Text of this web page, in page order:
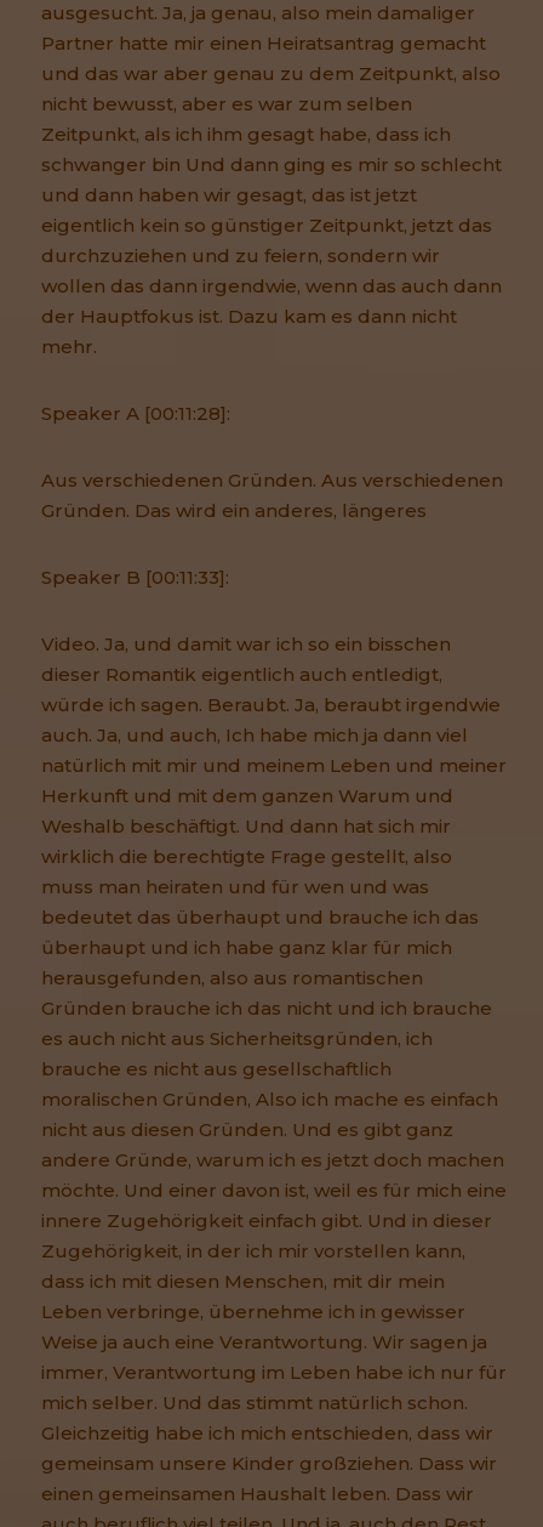
ausgesucht. Ja, ja genau, also mein damaliger
Partner hatte mir einen Heiratsantrag gemacht
und das war aber genau zu dem Zeitpunkt, also
nicht bewusst, aber es war zum selben
Zeitpunkt, als ich ihm gesagt habe, dass ich
schwanger bin Und dann ging es mir so schlecht
und dann haben wir gesagt, das ist jetzt
eigentlich kein so günstiger Zeitpunkt, jetzt das
durchzuziehen und zu feiern, sondern wir
wollen das dann irgendwie, wenn das auch dann
der Hauptfokus ist. Dazu kam es dann nicht
mehr.
Speaker A [00:11:28]:
Aus verschiedenen Gründen. Aus verschiedenen
Gründen. Das wird ein anderes, längeres
Speaker B [00:11:33]:
Video. Ja, und damit war ich so ein bisschen
dieser Romantik eigentlich auch entledigt,
würde ich sagen. Beraubt. Ja, beraubt irgendwie
auch. Ja, und auch, Ich habe mich ja dann viel
natürlich mit mir und meinem Leben und meiner
Herkunft und mit dem ganzen Warum und
Weshalb beschäftigt. Und dann hat sich mir
wirklich die berechtigte Frage gestellt, also
muss man heiraten und für wen und was
bedeutet das überhaupt und brauche ich das
überhaupt und ich habe ganz klar für mich
herausgefunden, also aus romantischen
Gründen brauche ich das nicht und ich brauche
es auch nicht aus Sicherheitsgründen, ich
brauche es nicht aus gesellschaftlich
moralischen Gründen, Also ich mache es einfach
nicht aus diesen Gründen. Und es gibt ganz
andere Gründe, warum ich es jetzt doch machen
möchte. Und einer davon ist, weil es für mich eine
innere Zugehörigkeit einfach gibt. Und in dieser
Zugehörigkeit, in der ich mir vorstellen kann,
dass ich mit diesen Menschen, mit dir mein
Leben verbringe, übernehme ich in gewisser
Weise ja auch eine Verantwortung. Wir sagen ja
immer, Verantwortung im Leben habe ich nur für
mich selber. Und das stimmt natürlich schon.
Gleichzeitig habe ich mich entschieden, dass wir
gemeinsam unsere Kinder großziehen. Dass wir
einen gemeinsamen Haushalt leben. Dass wir